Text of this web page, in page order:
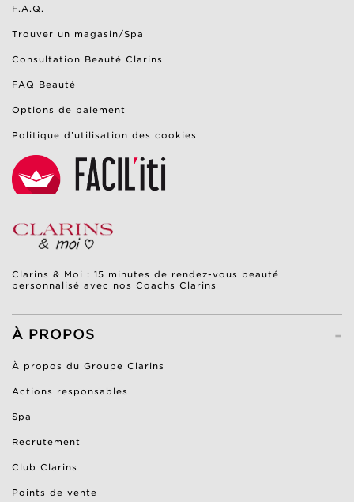
F.A.Q.
Trouver un magasin/Spa
Consultation Beauté Clarins
FAQ Beauté
Options de paiement
Politique d’utilisation des cookies
Clarins & Moi : 15 minutes de rendez-vous beauté
personnalisé avec nos Coachs Clarins
-
À PROPOS
À propos du Groupe Clarins
Actions responsables
Spa
Recrutement
Club Clarins
Points de vente